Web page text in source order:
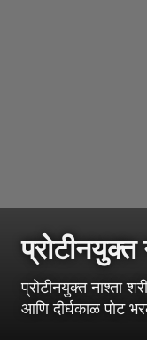
प्रोटीनयुक्त
प्रोटीनयुक्त नाश्ता
आणि दीर्घकाळ पोट